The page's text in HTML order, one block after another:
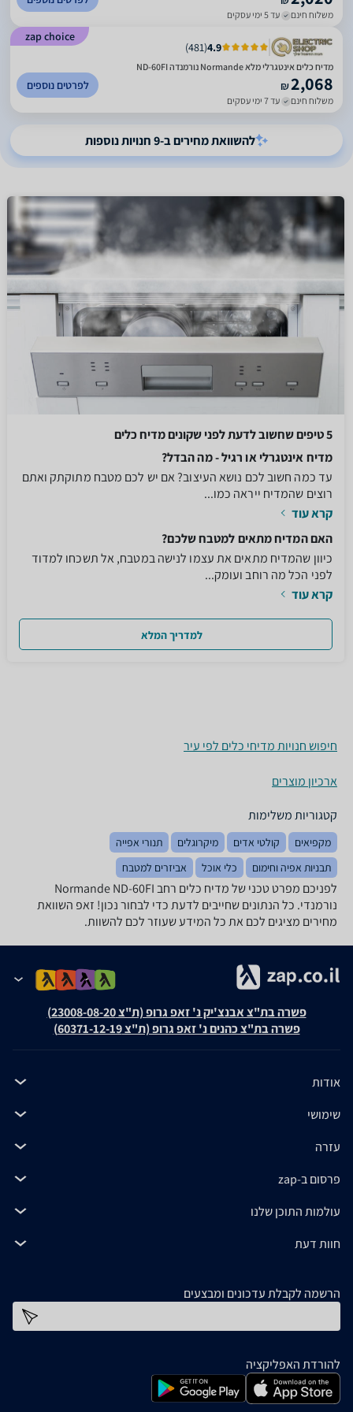
משלוח חינם עד 5 ימי עסקים
zap choice
4.9
(
481
)
מדיח כלים אינטגרלי מלא Normande נורמנדה ND-60FI
₪2,068
משלוח חינם עד 7 ימי עסקים
לפרטים נוספים
להשוואת מחירים ב-9 חנויות נוספות
5 טיפים שחשוב לדעת לפני שקונים מדיח כלים
מדיח אינטגרלי או רגיל - מה הבדל?
עד כמה חשוב לכם נושא העיצוב? אם יש לכם מטבח מתוקתק ואתם
רוצים שהמדיח ייראה כמו...
קרא עוד
האם המדיח מתאים למטבח שלכם?
כיוון שהמדיח מתאים את עצמו לנישה במטבח, אל תשכחו למדוד
לפני הכל מה רוחב ועומק...
קרא עוד
למדריך המלא
חיפוש חנויות מדיחי כלים לפי עיר
ארכיון מוצרים
קטגוריות משלימות
מקפיאים קולטי אדים מיקרוגלים
תנורי אפייה
תבניות אפיה וחימום
כלי אוכל אביזרים למטבח
לפניכם מפרט טכני של מדיח כלים ‏רחב Normande ND-60FI
נורמנדי. כל הנתונים שחייבים לדעת כדי לבחור נכון! זאפ השוואת
מחירים מציגים לכם את כל המידע שעוזר לכם להשוות.
פשרה בת"צ אבנצ'יק נ' זאפ גרופ (ת"צ 23008-08-20)
פשרה בת"צ כהנים נ' זאפ גרופ (ת"צ 60371-12-19)
אודות
שימושי
עזרה
פרסום ב-zap
עולמות התוכן שלנו
חוות דעת
הרשמה לקבלת עדכונים ומבצעים
להורדת האפליקציה